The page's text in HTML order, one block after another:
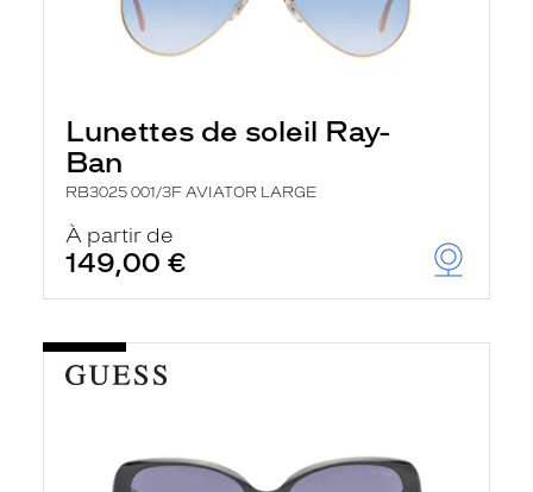
Lunettes de soleil Ray-
Ban
RB3025 001/3F AVIATOR LARGE
À partir de
149,00 €